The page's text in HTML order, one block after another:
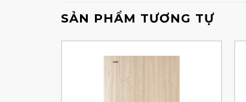
SẢN PHẨM TƯƠNG TỰ